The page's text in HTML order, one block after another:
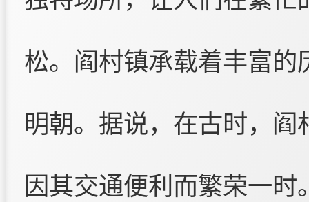
松。阎村镇承载着丰富
明朝。据说，在古时，
因其交通便利而繁荣一时